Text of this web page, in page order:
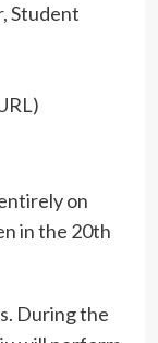
Student
on
in the 20th
During the